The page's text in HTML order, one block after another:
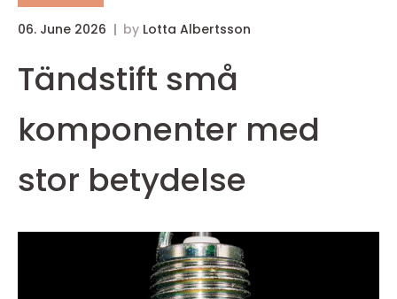
06. June 2026 by Lotta Albertsson
Tändstift små
komponenter med
stor betydelse